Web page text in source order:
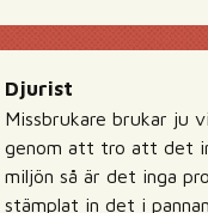
Djurist
Missbrukare brukar ju
genom att tro att det
miljön så är det inga
stämplat in det i